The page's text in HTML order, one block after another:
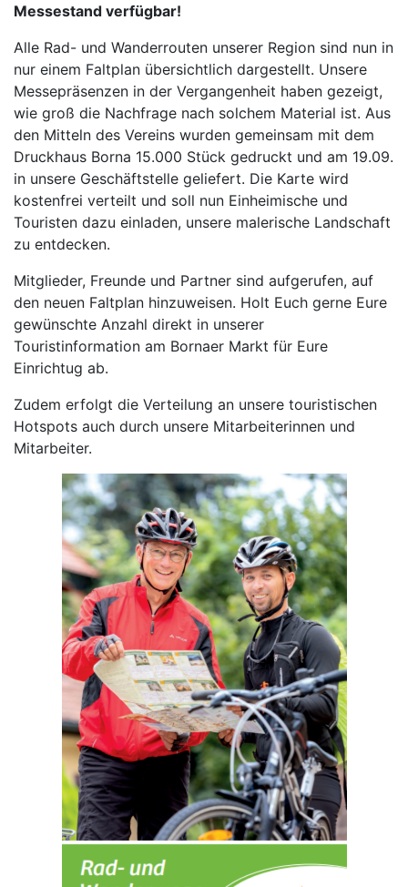
Messestand verfügbar!
Alle Rad- und Wanderrouten unserer Region sind nun in
nur einem Faltplan übersichtlich dargestellt. Unsere
Messepräsenzen in der Vergangenheit haben gezeigt,
wie groß die Nachfrage nach solchem Material ist. Aus
den Mitteln des Vereins wurden gemeinsam mit dem
Druckhaus Borna 15.000 Stück gedruckt und am 19.09.
in unsere Geschäftstelle geliefert. Die Karte wird
kostenfrei verteilt und soll nun Einheimische und
Touristen dazu einladen, unsere malerische Landschaft
zu entdecken.
Mitglieder, Freunde und Partner sind aufgerufen, auf
den neuen Faltplan hinzuweisen. Holt Euch gerne Eure
gewünschte Anzahl direkt in unserer
Touristinformation am Bornaer Markt für Eure
Einrichtug ab.
Zudem erfolgt die Verteilung an unsere touristischen
Hotspots auch durch unsere Mitarbeiterinnen und
Mitarbeiter.